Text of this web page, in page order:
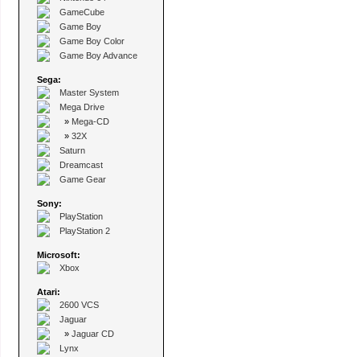
GameCube
Game Boy
Game Boy Color
Game Boy Advance
Sega:
Master System
Mega Drive
» Mega-CD
» 32X
Saturn
Dreamcast
Game Gear
Sony:
PlayStation
PlayStation 2
Microsoft:
Xbox
Atari:
2600 VCS
Jaguar
» Jaguar CD
Lynx